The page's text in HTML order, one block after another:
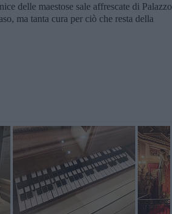
delle maestose sale affrescate di Palazzo
ma tanta cura per ciò che resta della